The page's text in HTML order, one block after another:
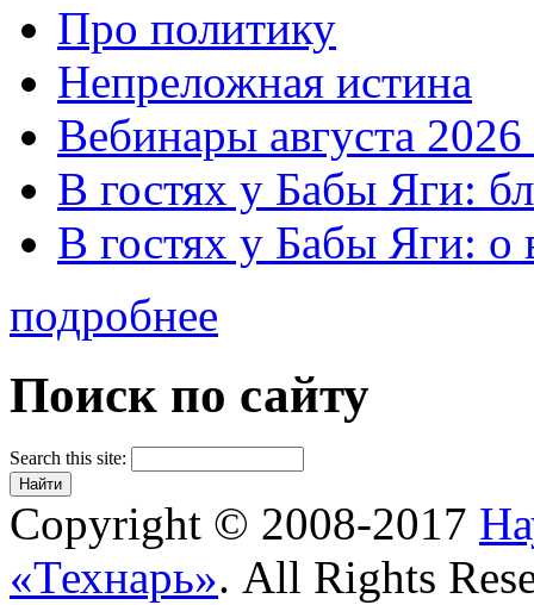
Про политику
Непреложная истина
Вебинары августа 2026
В гостях у Бабы Яги:
В гостях у Бабы Яги:
подробнее
Поиск по сайту
Search this site:
Copyright © 2008-2017
«Технарь». All Rights